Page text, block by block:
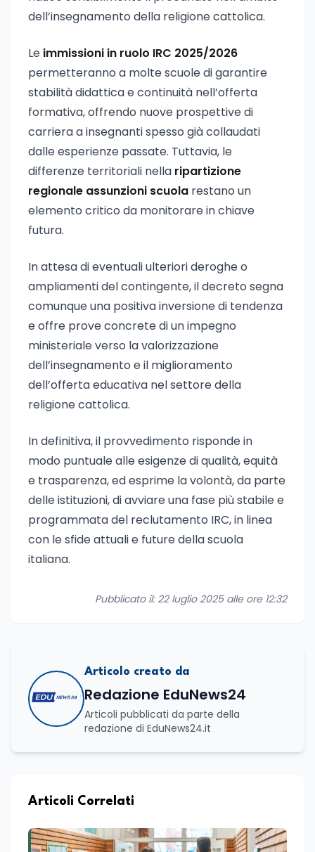
dell’insegnamento della religione cattolica.
Le immissioni in ruolo IRC 2025/2026
permetteranno a molte scuole di garantire
stabilità didattica e continuità nell’offerta
formativa, offrendo nuove prospettive di
carriera a insegnanti spesso già collaudati
dalle esperienze passate. Tuttavia, le
differenze territoriali nella ripartizione
regionale assunzioni scuola restano un
elemento critico da monitorare in chiave
futura.
In attesa di eventuali ulteriori deroghe o
ampliamenti del contingente, il decreto segna
comunque una positiva inversione di tendenza
e offre prove concrete di un impegno
ministeriale verso la valorizzazione
dell’insegnamento e il miglioramento
dell’offerta educativa nel settore della
religione cattolica.
In definitiva, il provvedimento risponde in
modo puntuale alle esigenze di qualità, equità
e trasparenza, ed esprime la volontà, da parte
delle istituzioni, di avviare una fase più stabile e
programmata del reclutamento IRC, in linea
con le sfide attuali e future della scuola
italiana.
Pubblicato il: 22 luglio 2025 alle ore 12:32
Articolo creato da
Redazione EduNews24
Articoli pubblicati da parte della
redazione di EduNews24.it
Articoli Correlati